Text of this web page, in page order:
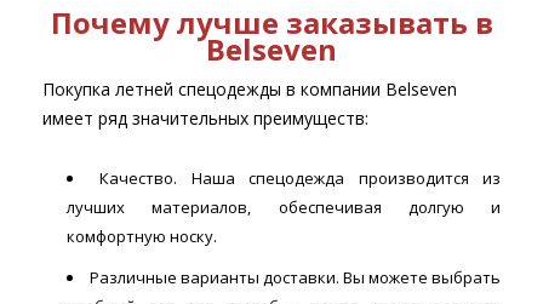
Почему лучше заказывать в
Belseven
Покупка летней спецодежды в компании Belseven
имеет ряд значительных преимуществ:
Качество. Наша спецодежда производится из
лучших материалов, обеспечивая долгую и
комфортную носку.
Различные варианты доставки. Вы можете выбрать